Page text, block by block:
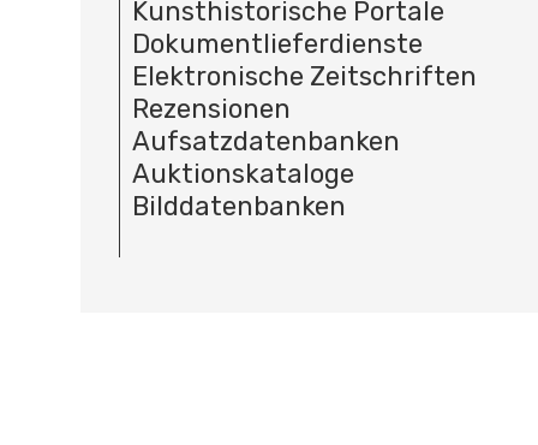
Kunsthistorische Portale
Dokumentlieferdienste
Elektronische Zeitschriften
Rezensionen
Aufsatzdatenbanken
Auktionskataloge
Bilddatenbanken